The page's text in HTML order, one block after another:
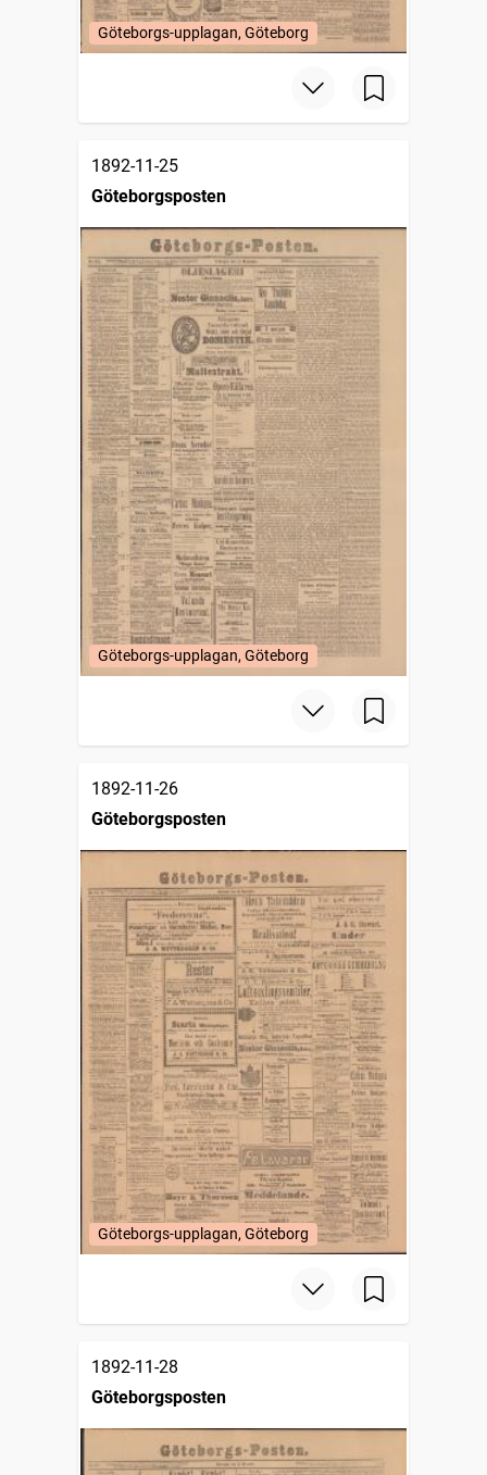
Göteborgs-upplagan, Göteborg
1892-11-25
Göteborgsposten
Göteborgs-upplagan, Göteborg
1892-11-26
Göteborgsposten
Göteborgs-upplagan, Göteborg
1892-11-28
Göteborgsposten